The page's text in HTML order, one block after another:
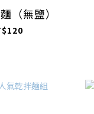
（無鹽）